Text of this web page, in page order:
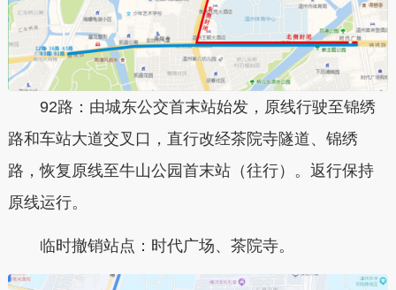
92路：由城东公交首末站始发，原线行驶至锦绣
路和车站大道交叉口，直行改经茶院寺隧道、锦绣
路，恢复原线至牛山公园首末站（往行）。返行保持
原线运行。
临时撤销站点：时代广场、茶院寺。